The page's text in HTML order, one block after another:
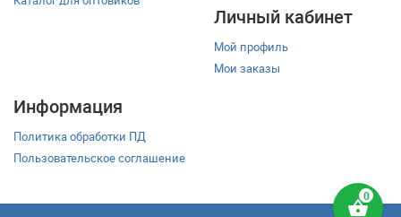
shopping_basket
Личный кабинет
Мой профиль
Мои заказы
Информация
Политика обработки ПД
Пользовательское соглашение